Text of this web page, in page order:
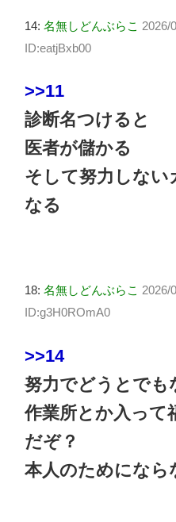
14: 名無しどんぶらこ 2026/
ID:eatjBxb00
>>11
診断名つけると
医者が儲かる
そして努力しない
なる
18: 名無しどんぶらこ 2026/
ID:g3H0ROmA0
>>14
努力でどうとでも
作業所とか入って
だぞ？
本人のためになら